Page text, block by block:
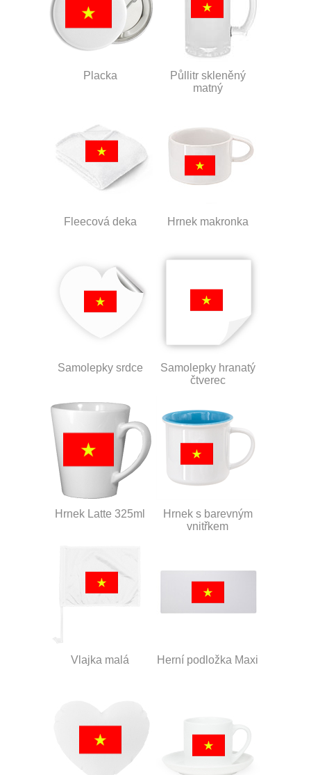
Placka
Půllitr skleněný
matný
Fleecová deka Hrnek makronka
Samolepky srdce
Samolepky hranatý
čtverec
Hrnek Latte 325ml
Hrnek s barevným
vnitřkem
Vlajka malá Herní podložka Maxi